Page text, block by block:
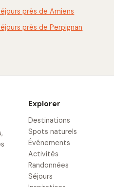
près de Amiens
près de Perpignan
Explorer
Destinations
Spots naturels
Événements
Activités
Randonnées
Séjours